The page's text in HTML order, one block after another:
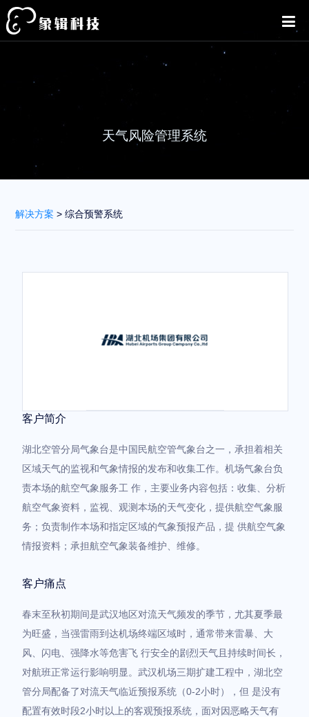
天气风险管理系统
解决方案 > 综合预警系统
客户简介
湖北空管分局气象台是中国民航空管气象台之一，承担着相关
区域天气的监视和气象情报的发布和收集工作。机场气象台负
责本场的航空气象服务工 作，主要业务内容包括：收集、分析
航空气象资料，监视、观测本场的天气变化，提供航空气象服
务；负责制作本场和指定区域的气象预报产品，提 供航空气象
情报资料；承担航空气象装备维护、维修。
客户痛点
春末至秋初期间是武汉地区对流天气频发的季节，尤其夏季最
为旺盛，当强雷雨到达机场终端区域时，通常带来雷暴、大
风、闪电、强降水等危害飞 行安全的剧烈天气且持续时间长，
对航班正常运行影响明显。武汉机场三期扩建工程中，湖北空
管分局配备了对流天气临近预报系统（0-2小时），但 是没有
配置有效时段2小时以上的客观预报系统，面对因恶略天气有